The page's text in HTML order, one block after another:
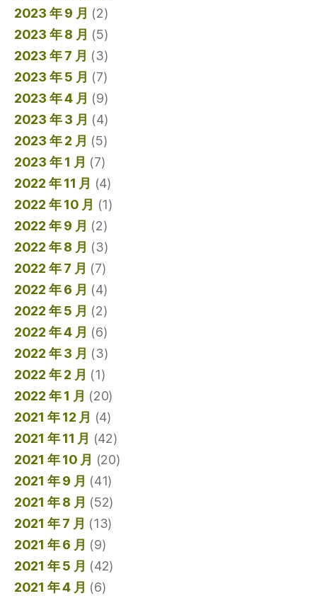
2023 年 9 月 (2)
2023 年 8 月 (5)
2023 年 7 月 (3)
2023 年 5 月 (7)
2023 年 4 月 (9)
2023 年 3 月 (4)
2023 年 2 月 (5)
2023 年 1 月 (7)
2022 年 11 月 (4)
2022 年 10 月 (1)
2022 年 9 月 (2)
2022 年 8 月 (3)
2022 年 7 月 (7)
2022 年 6 月 (4)
2022 年 5 月 (2)
2022 年 4 月 (6)
2022 年 3 月 (3)
2022 年 2 月 (1)
2022 年 1 月 (20)
2021 年 12 月 (4)
2021 年 11 月 (42)
2021 年 10 月 (20)
2021 年 9 月 (41)
2021 年 8 月 (52)
2021 年 7 月 (13)
2021 年 6 月 (9)
2021 年 5 月 (42)
2021 年 4 月 (6)